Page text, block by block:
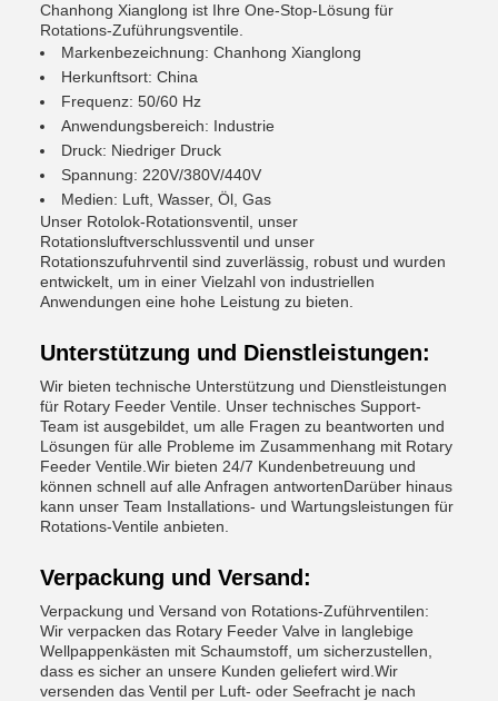
Chanhong Xianglong ist Ihre One-Stop-Lösung für
Rotations-Zuführungsventile.
Markenbezeichnung: Chanhong Xianglong
Herkunftsort: China
Frequenz: 50/60 Hz
Anwendungsbereich: Industrie
Druck: Niedriger Druck
Spannung: 220V/380V/440V
Medien: Luft, Wasser, Öl, Gas
Unser Rotolok-Rotationsventil, unser
Rotationsluftverschlussventil und unser
Rotationszufuhrventil sind zuverlässig, robust und wurden
entwickelt, um in einer Vielzahl von industriellen
Anwendungen eine hohe Leistung zu bieten.
Unterstützung und Dienstleistungen:
Wir bieten technische Unterstützung und Dienstleistungen
für Rotary Feeder Ventile. Unser technisches Support-
Team ist ausgebildet, um alle Fragen zu beantworten und
Lösungen für alle Probleme im Zusammenhang mit Rotary
Feeder Ventile.Wir bieten 24/7 Kundenbetreuung und
können schnell auf alle Anfragen antwortenDarüber hinaus
kann unser Team Installations- und Wartungsleistungen für
Rotations-Ventile anbieten.
Verpackung und Versand:
Verpackung und Versand von Rotations-Zuführventilen:
Wir verpacken das Rotary Feeder Valve in langlebige
Wellpappenkästen mit Schaumstoff, um sicherzustellen,
dass es sicher an unsere Kunden geliefert wird.Wir
versenden das Ventil per Luft- oder Seefracht je nach